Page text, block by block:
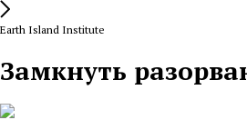
Earth Island Institute
Замкнуть